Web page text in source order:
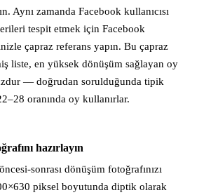
Aynı zamanda Facebook kullanıcısı
tespit etmek için Facebook
çapraz referans yapın. Bu çapraz
liste, en yüksek dönüşüm sağlayan oy
— doğrudan sorulduğunda tipik
oranında oy kullanırlar.
hazırlayın
sonrası dönüşüm fotoğrafınızı
piksel boyutunda diptik olarak